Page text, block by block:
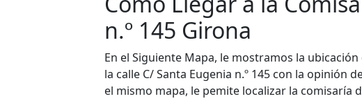
n.º 145 Girona
En el Siguiente Mapa, le mostramos la
la calle C/ Santa Eugenia n.º 145 con la opinión
el mismo mapa, le pemite localizar la comisaría